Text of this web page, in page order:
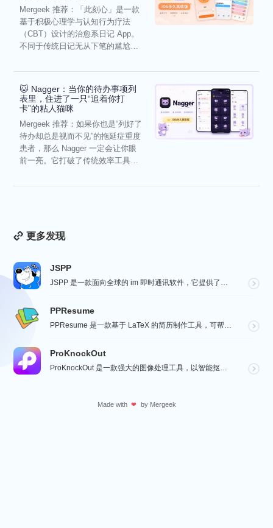
Mergeek 推荐：「此刻心」是一款
基于积极心理学与认知行为疗法
（CBT）设计的治愈系日记 App。
不同于传统日记无从下笔的尴尬，
🐱 Nagger：当你的待办事项列
表里，住进了一只“追着你打
卡”的粘人猫咪
Mergeek 推荐：如果你也是“列好了
待办却总是视而不见”的拖延症重度
患者，那么 Nagger 一定会让你眼
前一亮。它打破了传统效率工具冰
更多发现
JSPP
JSPP 是一款面向全球的 im 即时通讯软件，它提供了安全、稳定、高效的通讯服务，免费音视频通话，...
PPResume
PPResume 是一款基于 LaTeX 的简历制作工具，可帮助用户在几分钟内快速制作精美、排版良好...
ProKnockOut
ProKnockOut 是一款强大的图像处理工具，以智能抠图为核心，集成了图片合成、人像美容、照片编...
Made with ❤ by Mergeek